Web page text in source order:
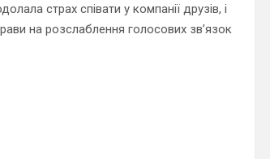
страх співати у компанії друзів, і
на розслаблення голосових зв’язок